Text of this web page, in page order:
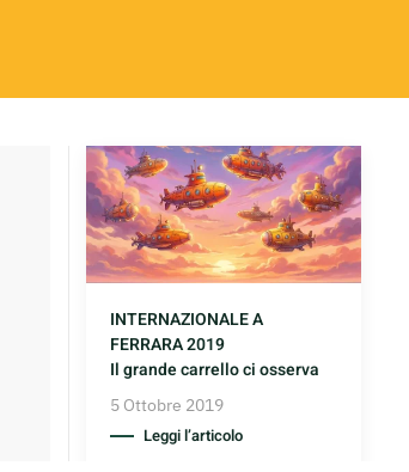
INTERNAZIONALE A
FERRARA 2019
Il grande carrello ci osserva
5 Ottobre 2019
Leggi l’articolo